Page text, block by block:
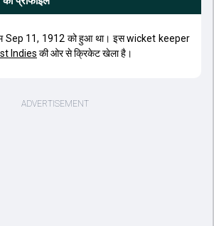
Sep 11, 1912 को हुआ था। इस wicket keeper
Indies की ओर से क्रिकेट खेला है।